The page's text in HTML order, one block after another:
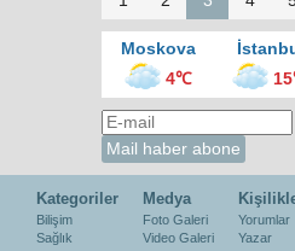
Moskova
4℃
Kategoriler
Bilişim
Sağlık
Medya
Foto Galeri
Video Galeri
Yorumlar
Yazar